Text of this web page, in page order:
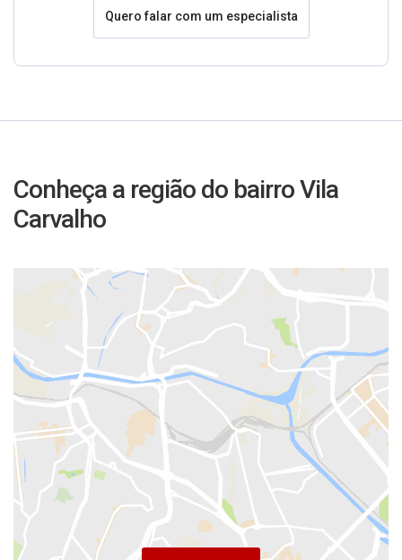
Quero falar com um especialista
Conheça a região do bairro Vila
Carvalho